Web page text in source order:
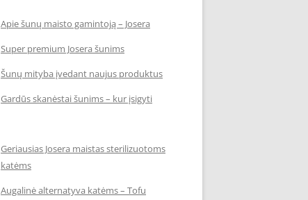
Apie šunų maisto gamintoją – Josera
Super premium Josera šunims
Šunų mityba įvedant naujus produktus
Gardūs skanėstai šunims – kur įsigyti
Geriausias Josera maistas sterilizuotoms
katėms
Augalinė alternatyva katėms – Tofu